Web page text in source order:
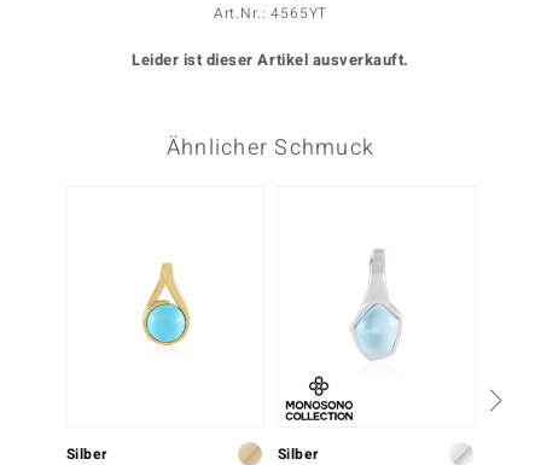
Art.Nr.: 4565YT
Leider ist dieser Artikel ausverkauft.
Ähnlicher Schmuck
Silber Silber